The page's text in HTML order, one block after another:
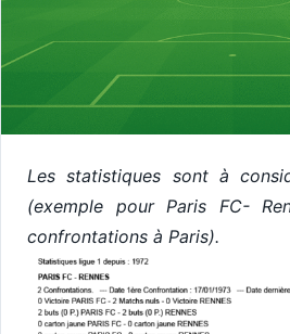
Les statistiques sont à
(exemple pour Paris FC-
confrontations à Paris).